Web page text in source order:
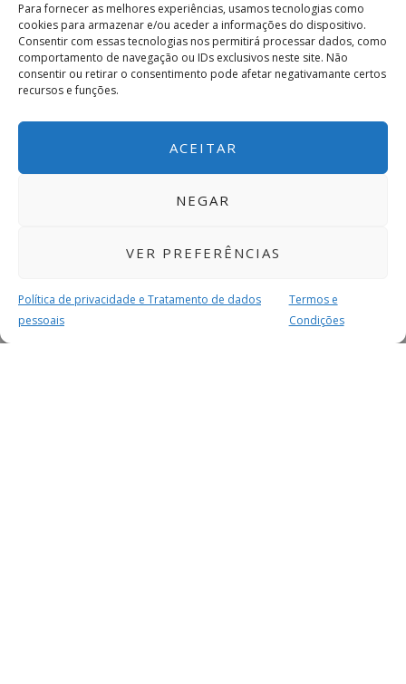
Para fornecer as melhores experiências, usamos tecnologias como
cookies para armazenar e/ou aceder a informações do dispositivo.
Consentir com essas tecnologias nos permitirá processar dados, como
comportamento de navegação ou IDs exclusivos neste site. Não
consentir ou retirar o consentimento pode afetar negativamante certos
recursos e funções.
ACEITAR
NEGAR
VER PREFERÊNCIAS
Política de privacidade e Tratamento de dados
pessoais
Termos e
Condições